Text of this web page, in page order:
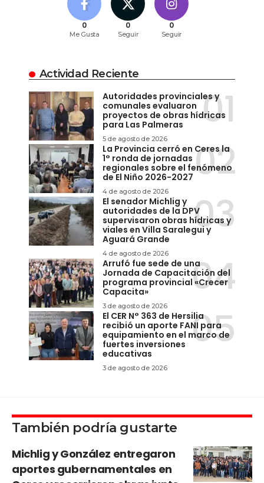
0
Me Gusta
0
Seguir
0
Seguir
Actividad Reciente
Autoridades provinciales y
comunales evaluaron
proyectos de obras hídricas
para Las Palmeras
5 de agosto de 2026
La Provincia cerró en Ceres la
1° ronda de jornadas
regionales sobre el fenómeno
de El Niño 2026-2027
4 de agosto de 2026
El senador Michlig y
autoridades de la DPV
supervisaron obras hídricas y
viales en Villa Saralegui y
Aguará Grande
4 de agosto de 2026
Arrufó fue sede de una
Jornada de Capacitación del
programa provincial «Crecer
Capacita»
3 de agosto de 2026
El CER N° 363 de Hersilia
recibió un aporte FANI para
equipamiento en el marco de
fuertes inversiones
educativas
3 de agosto de 2026
También podría gustarte
Michlig y González entregaron
aportes gubernamentales en